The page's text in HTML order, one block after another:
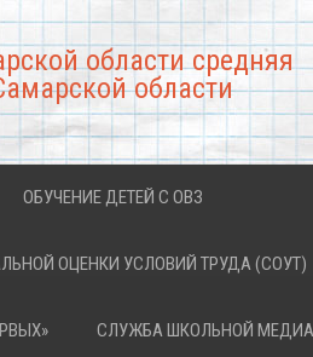
области средняя
области
ОБУЧЕНИЕ ДЕТЕЙ С ОВЗ
ОЦЕНКИ УСЛОВИЙ ТРУДА (СОУТ)
СЛУЖБА ШКОЛЬНОЙ